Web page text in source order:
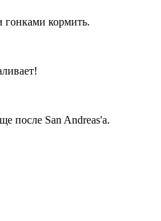
гонками кормить.
после San Andreas'а.